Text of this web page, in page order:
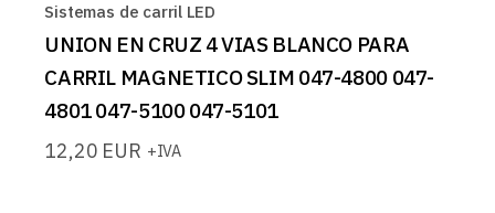
Sistemas de carril LED
UNION EN CRUZ 4 VIAS BLANCO PARA
CARRIL MAGNETICO SLIM 047-4800 047-
4801 047-5100 047-5101
12,20 EUR +IVA